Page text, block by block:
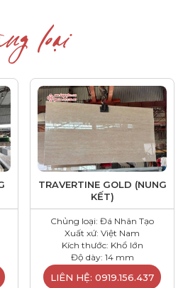
loại
TRAVERTINE GOLD (NUNG
KẾT)
Chủng loại: Đá Nhân Tạo
Xuất xứ: Việt Nam
Kích thước: Khổ lớn
Độ dày: 14 mm
LIÊN HỆ: 0919.156.437